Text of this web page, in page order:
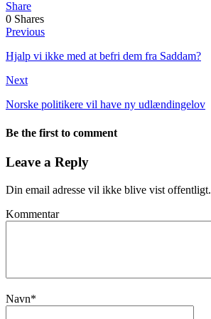
Share
0 Shares
Previous
Hjalp vi ikke med at befri dem fra Saddam?
Next
Norske politikere vil have ny udlændingelov
Be the first to comment
Leave a Reply
Din email adresse vil ikke blive vist offentligt.
Kommentar
Navn*